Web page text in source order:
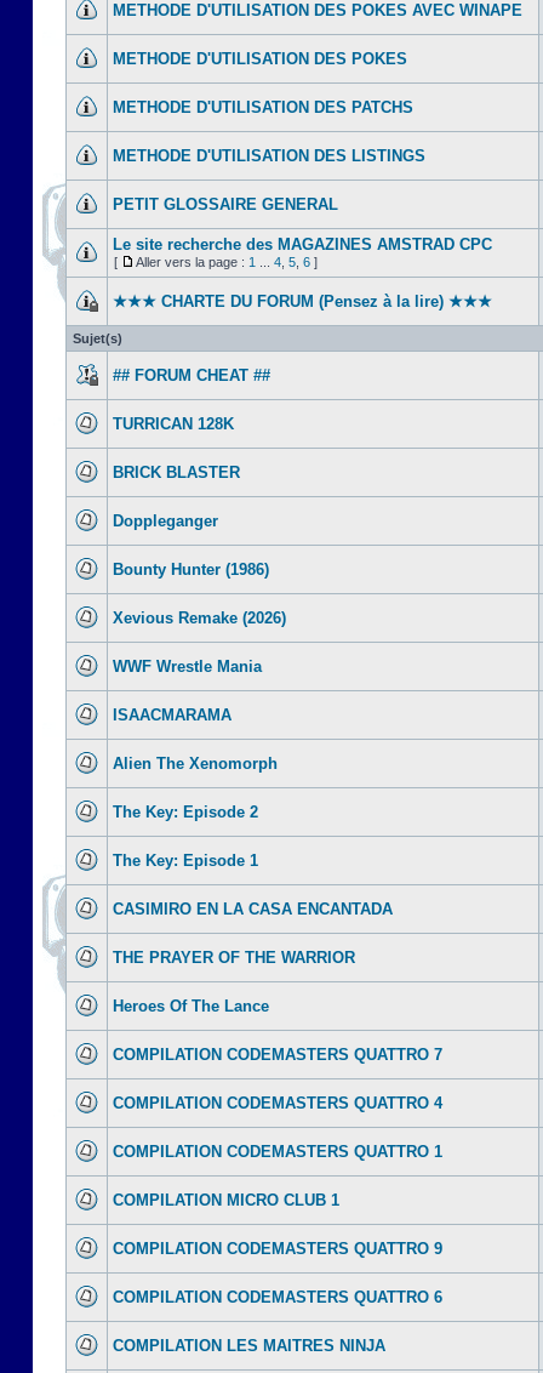
METHODE D'UTILISATION DES POKES AVEC WINAPE
METHODE D'UTILISATION DES POKES
METHODE D'UTILISATION DES PATCHS
METHODE D'UTILISATION DES LISTINGS
PETIT GLOSSAIRE GENERAL
Le site recherche des MAGAZINES AMSTRAD CPC
[ Aller vers la page : 1 4 5 6 ]
★★★ CHARTE DU FORUM (Pensez à la lire) ★★★
Sujet(s)
## FORUM CHEAT ##
TURRICAN 128K
BRICK BLASTER
Doppleganger
Bounty Hunter (1986)
Xevious Remake (2026)
WWF Wrestle Mania
ISAACMARAMA
Alien The Xenomorph
The Key: Episode 2
The Key: Episode 1
CASIMIRO EN LA CASA ENCANTADA
THE PRAYER OF THE WARRIOR
Heroes Of The Lance
COMPILATION CODEMASTERS QUATTRO 7
COMPILATION CODEMASTERS QUATTRO 4
COMPILATION CODEMASTERS QUATTRO 1
COMPILATION MICRO CLUB 1
COMPILATION CODEMASTERS QUATTRO 9
COMPILATION CODEMASTERS QUATTRO 6
COMPILATION LES MAITRES NINJA